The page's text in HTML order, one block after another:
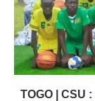
TOGO | CSU